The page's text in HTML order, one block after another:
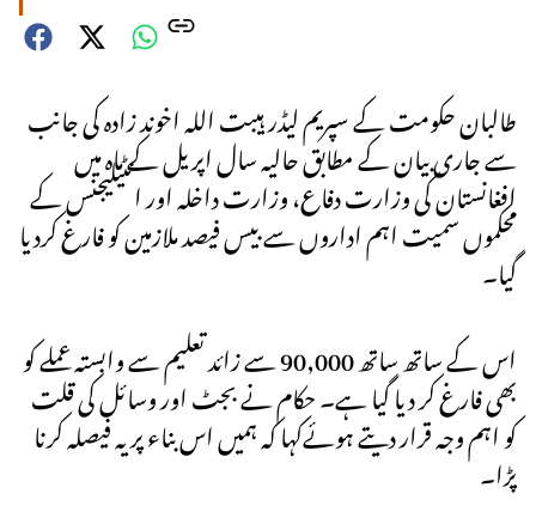
طالبان حکومت کے سپریم لیڈر ہیبت اللہ اخوند زادہ کی جانب
سے جاری بیان کے مطابق حالیہ سال اپریل کے ماہ میں
افغانستان کی وزارت دفاع، وزارت داخلہ اور انٹیلیجنس کے
محکموں سمیت اہم اداروں سے بیس فیصد ملازمین کو فارغ کردیا
گیا۔
اس کے ساتھ ساتھ 90,000 سے زائد تعلیم سے وابستہ عملے کو
بھی فارغ کر دیا گیا ہے۔ حکام نے بجٹ اور وسائل کی قلت
کو اہم وجہ قرار دیتے ہوئےکہا کہ ہمیں اس بناء پر یہ فیصلہ کرنا
پڑا۔